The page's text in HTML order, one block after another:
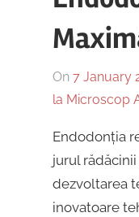
On 7 January
la Microscop
Endodonția
jurul
dezvoltarea
inovatoare